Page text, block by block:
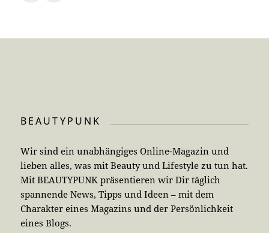
BEAUTYPUNK
Wir sind ein unabhängiges Online-Magazin und
lieben alles, was mit Beauty und Lifestyle zu tun hat.
Mit BEAUTYPUNK präsentieren wir Dir täglich
spannende News, Tipps und Ideen – mit dem
Charakter eines Magazins und der Persönlichkeit
eines Blogs.